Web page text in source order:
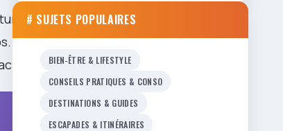
: en
# SUJETS POPULAIRES
BIEN-ÊTRE & LIFESTYLE
CONSEILS PRATIQUES & CONSO
DESTINATIONS & GUIDES
ESCAPADES & ITINÉRAIRES